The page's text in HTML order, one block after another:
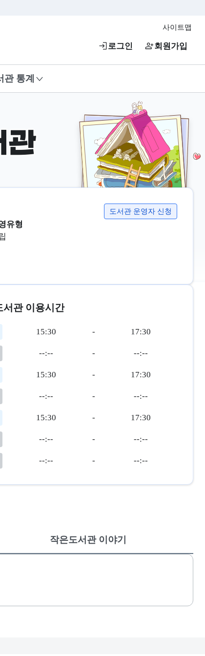
사이트맵
로그인 회원가입
관 통계
관
도서관 운영자 신청
유형
서관 이용시간
15:30 - 17:30
--:-- - --:--
15:30 - 17:30
--:-- - --:--
15:30 - 17:30
--:-- - --:--
--:-- - --:--
작은도서관 이야기